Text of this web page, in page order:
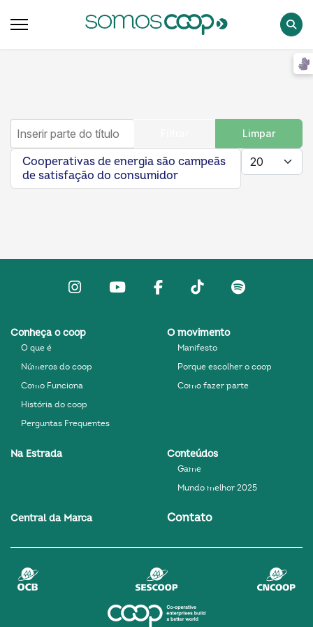
Inserir parte do título
Limpar
Mostrar #
Cooperativas de energia são campeãs
de satisfação do consumidor
InstagramYoutubefacebookTiktokSpotify
Conheça o coop
O que é
Números do coop
Como Funciona
História do coop
Perguntas Frequentes
O movimento
Manifesto
Porque escolher o coop
Como fazer parte
Na Estrada Conteúdos
Game
Mundo melhor 2025
Central da Marca Contato